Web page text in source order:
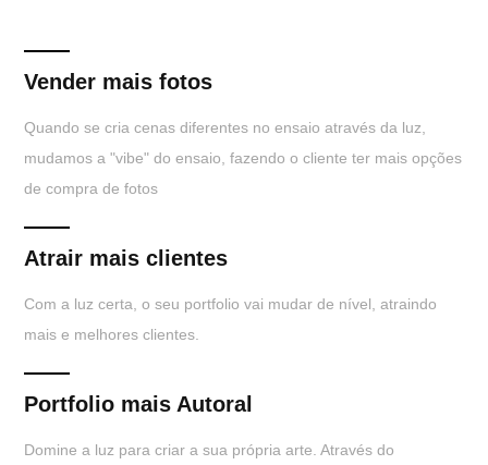
Vender mais fotos
Quando se cria cenas diferentes no ensaio através da luz,
mudamos a "vibe" do ensaio, fazendo o cliente ter mais opções
de compra de fotos
Atrair mais clientes
Com a luz certa, o seu portfolio vai mudar de nível, atraindo
mais e melhores clientes.
Portfolio mais Autoral
Domine a luz para criar a sua própria arte. Através do